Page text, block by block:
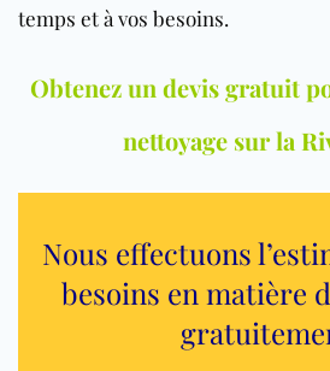
temps et à vos besoins.
Obtenez un devis gratuit
nettoyage sur la
Nous effectuons
besoins en matière